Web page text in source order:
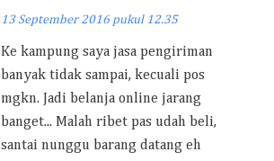
13 September 2016 pukul 12.35
Ke kampung saya jasa pengiriman
banyak tidak sampai, kecuali pos
mgkn. Jadi belanja online jarang
banget... Malah ribet pas udah beli,
santai nunggu barang datang eh